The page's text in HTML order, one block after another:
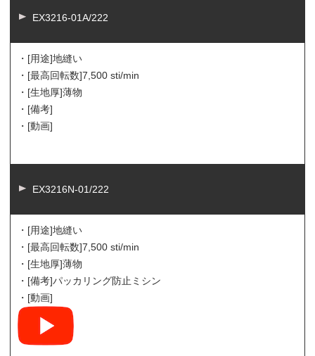
EX3216-01A/222
・[用途]地縫い
・[最高回転数]7,500 sti/min
・[生地厚]薄物
・[備考]
・[動画]
EX3216N-01/222
・[用途]地縫い
・[最高回転数]7,500 sti/min
・[生地厚]薄物
・[備考]パッカリング防止ミシン
・[動画]